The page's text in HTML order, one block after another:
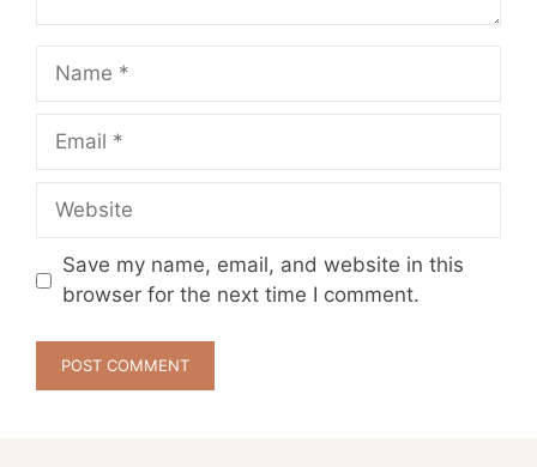
Name
Email
Website
Save my name, email, and website in this
browser for the next time I comment.